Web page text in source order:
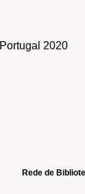
Rede de